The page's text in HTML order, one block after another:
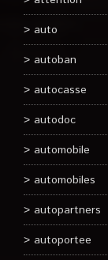
auto
autoban
autocasse
autodoc
automobile
automobiles
autopartners
autoportee